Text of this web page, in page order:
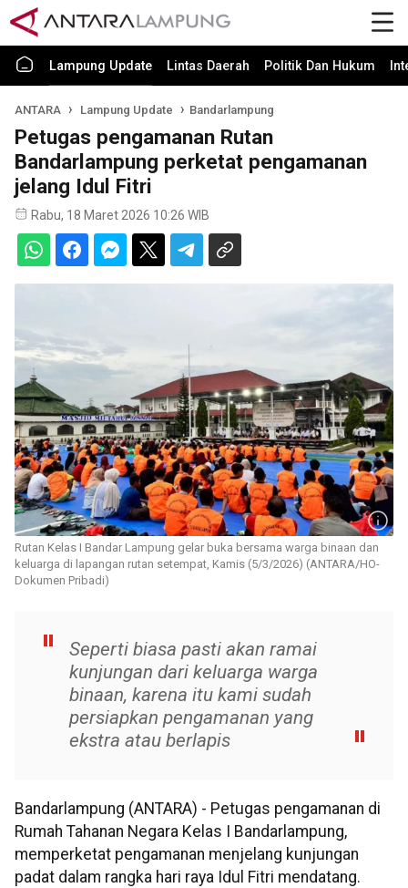
Lampung Update Lintas Daerah Politik Dan Hukum
ANTARA Lampung Update Bandarlampung
Petugas pengamanan Rutan
Bandarlampung perketat pengamanan
jelang Idul Fitri
Rabu, 18 Maret 2026 10:26 WIB
Rutan Kelas I Bandar Lampung gelar buka bersama warga binaan dan
keluarga di lapangan rutan setempat, Kamis (5/3/2026) (ANTARA/HO-
Dokumen Pribadi)
Seperti biasa pasti akan ramai
kunjungan dari keluarga warga
binaan, karena itu kami sudah
persiapkan pengamanan yang
ekstra atau berlapis
Bandarlampung (ANTARA) - Petugas pengamanan di
Rumah Tahanan Negara Kelas I Bandarlampung,
memperketat pengamanan menjelang kunjungan
padat dalam rangka hari raya Idul Fitri mendatang.